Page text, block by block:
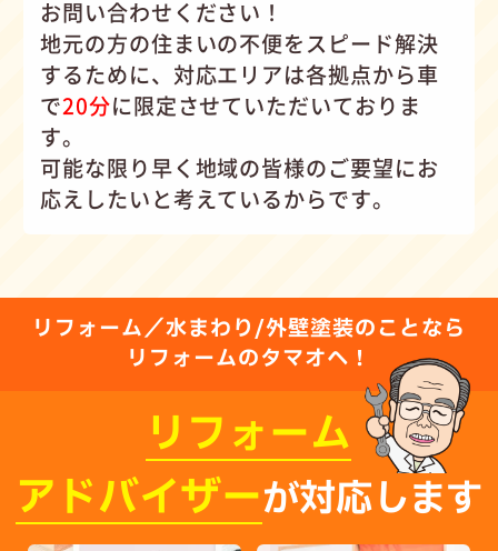
お問い合わせください！
地元の方の住まいの不便をスピード解決
するために、対応エリアは各拠点から車
で20分に限定させていただいておりま
す。
可能な限り早く地域の皆様のご要望にお
応えしたいと考えているからです。
リフォーム／水まわり/外壁塗装のことなら
リフォームのタマオへ！
リフォーム
アドバイザーが対応します